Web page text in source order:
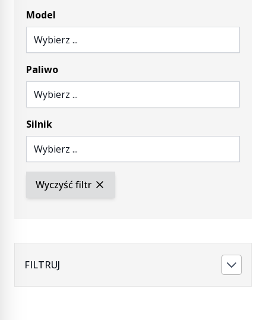
Model
Wybierz ...
Paliwo
Wybierz ...
Silnik
Wybierz ...
Wyczyść filtr
FILTRUJ